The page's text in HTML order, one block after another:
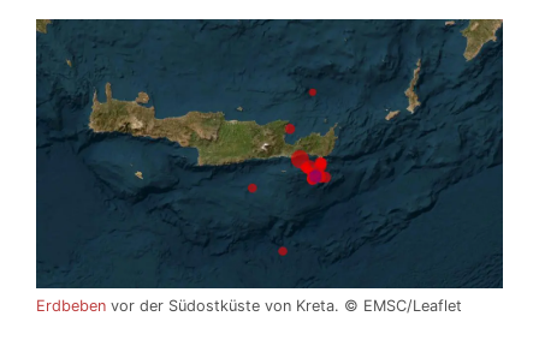
Erdbeben vor der Südostküste von Kreta. © EMSC/Leaflet